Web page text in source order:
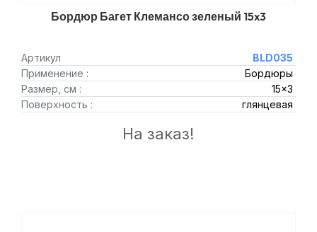
Бордюр Багет Клемансо зеленый 15x3
Артикул
BLD035
Применение :
Бордюры
Размер, см :
15x3
Поверхность :
глянцевая
На заказ!